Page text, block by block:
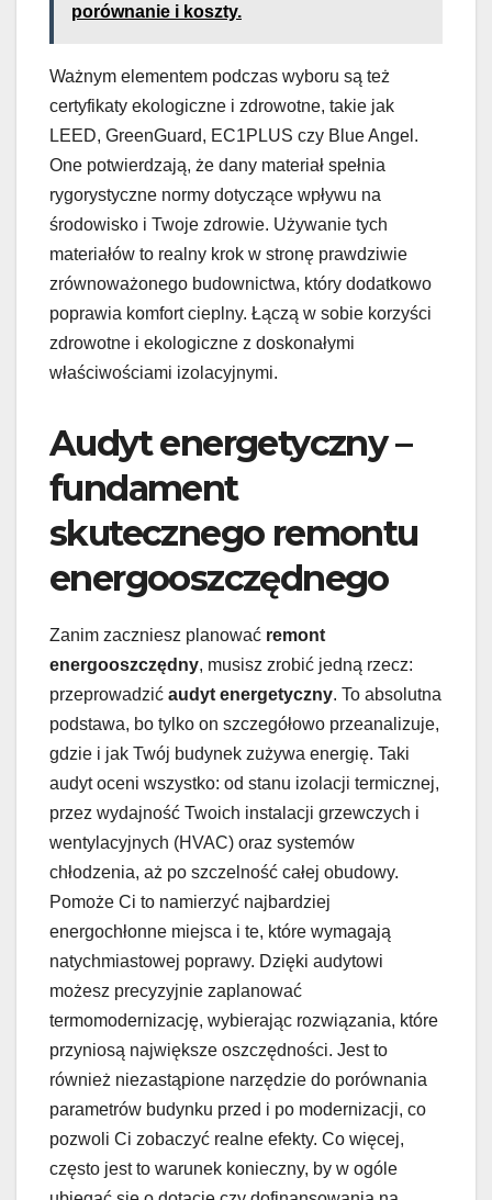
porównanie i koszty.
Ważnym elementem podczas wyboru są też
certyfikaty ekologiczne i zdrowotne, takie jak
LEED, GreenGuard, EC1PLUS czy Blue Angel.
One potwierdzają, że dany materiał spełnia
rygorystyczne normy dotyczące wpływu na
środowisko i Twoje zdrowie. Używanie tych
materiałów to realny krok w stronę prawdziwie
zrównoważonego budownictwa, który dodatkowo
poprawia komfort cieplny. Łączą w sobie korzyści
zdrowotne i ekologiczne z doskonałymi
właściwościami izolacyjnymi.
Audyt energetyczny –
fundament
skutecznego remontu
energooszczędnego
Zanim zaczniesz planować remont
energooszczędny, musisz zrobić jedną rzecz:
przeprowadzić audyt energetyczny. To absolutna
podstawa, bo tylko on szczegółowo przeanalizuje,
gdzie i jak Twój budynek zużywa energię. Taki
audyt oceni wszystko: od stanu izolacji termicznej,
przez wydajność Twoich instalacji grzewczych i
wentylacyjnych (HVAC) oraz systemów
chłodzenia, aż po szczelność całej obudowy.
Pomoże Ci to namierzyć najbardziej
energochłonne miejsca i te, które wymagają
natychmiastowej poprawy. Dzięki audytowi
możesz precyzyjnie zaplanować
termomodernizację, wybierając rozwiązania, które
przyniosą największe oszczędności. Jest to
również niezastąpione narzędzie do porównania
parametrów budynku przed i po modernizacji, co
pozwoli Ci zobaczyć realne efekty. Co więcej,
często jest to warunek konieczny, by w ogóle